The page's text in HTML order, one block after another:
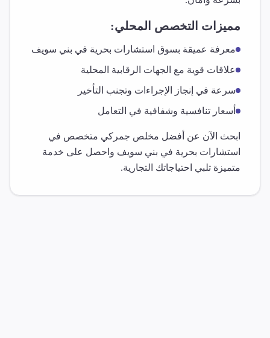
مميزات التخصص المحلي:
معرفة عميقة بسوق استشارات بحرية في بني سويف
علاقات قوية مع الجهات الرقابية المحلية
سرعة في إنجاز الإجراءات وتجنب التأخير
أسعار تنافسية وشفافية في التعامل
ابحث الآن عن أفضل مخلص جمركي متخصص في
استشارات بحرية في بني سويف واحصل على خدمة
متميزة تلبي احتياجاتك التجارية.